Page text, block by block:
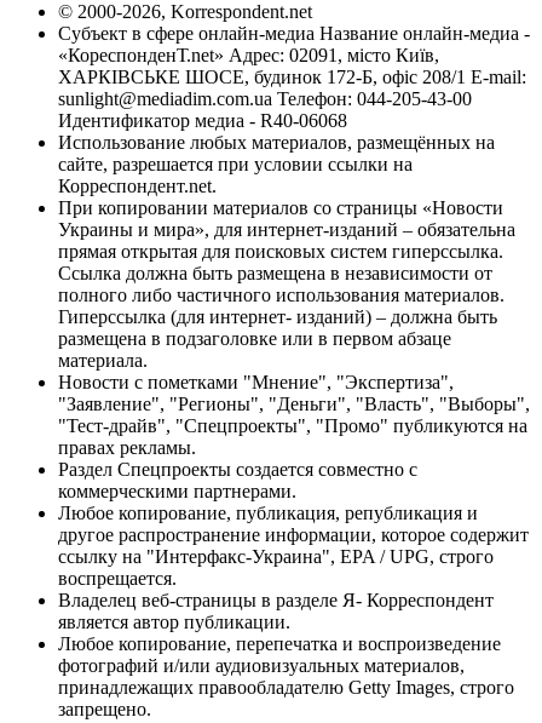
© 2000-2026, Korrespondent.net
Субъект в сфере онлайн-медиа Название онлайн-медиа -
«КореспонденТ.net» Адрес: 02091, місто Київ,
ХАРКІВСЬКЕ ШОСЕ, будинок 172-Б, офіс 208/1 E-mail:
sunlight@mediadim.com.ua Телефон: 044-205-43-00
Идентификатор медиа - R40-06068
Использование любых материалов, размещённых на
сайте, разрешается при условии ссылки на
Корреспондент.net.
При копировании материалов со страницы «Новости
Украины и мира», для интернет-изданий – обязательна
прямая открытая для поисковых систем гиперссылка.
Ссылка должна быть размещена в независимости от
полного либо частичного использования материалов.
Гиперссылка (для интернет- изданий) – должна быть
размещена в подзаголовке или в первом абзаце
материала.
Новости с пометками "Мнение", "Экспертиза",
"Заявление", "Регионы", "Деньги", "Власть", "Выборы",
"Тест-драйв", "Спецпроекты", "Промо" публикуются на
правах рекламы.
Раздел Спецпроекты создается совместно с
коммерческими партнерами.
Любое копирование, публикация, републикация и
другое распространение информации, которое содержит
ссылку на "Интерфакс-Украина", EPA / UPG, строго
воспрещается.
Владелец веб-страницы в разделе Я- Корреспондент
является автор публикации.
Любое копирование, перепечатка и воспроизведение
фотографий и/или аудиовизуальных материалов,
принадлежащих правообладателю Getty Images, строго
запрещено.